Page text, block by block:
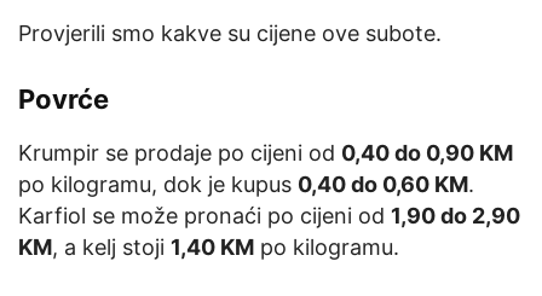
Provjerili smo kakve su cijene ove subote.
Povrće
Krumpir se prodaje po cijeni od 0,40 do 0,90 KM
po kilogramu, dok je kupus 0,40 do 0,60 KM.
Karfiol se može pronaći po cijeni od 1,90 do 2,90
KM, a kelj stoji 1,40 KM po kilogramu.